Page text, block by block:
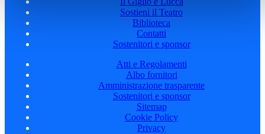
Sostieni il Teatro
Biblioteca
Contatti
Sostenitori e sponsor
Atti e Regolamenti
Albo fornitori
Amministrazione trasparente
Sostenitori e sponsor
Sitemap
Cookie Policy
Privacy